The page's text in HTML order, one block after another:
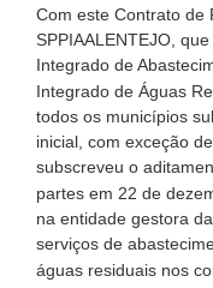
Com este Contrato de
SPPIAALENTEJO,
Integrado de
Integrado de Águas
todos os municípios
inicial, com exceção
subscreveu o
partes em 22 de
na entidade gestora
serviços de
águas residuais nos